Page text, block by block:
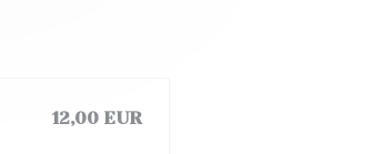
12,00 EUR